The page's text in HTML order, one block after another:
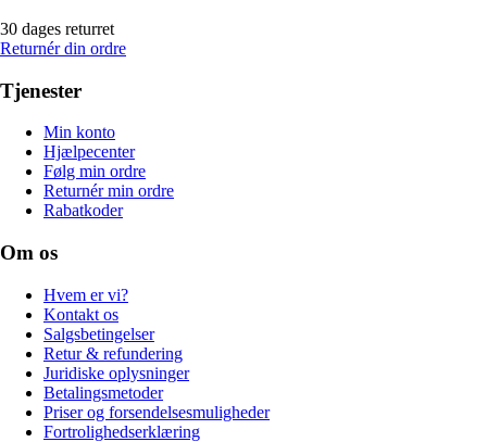
30 dages returret
Returnér din ordre
Tjenester
Min konto
Hjælpecenter
Følg min ordre
Returnér min ordre
Rabatkoder
Om os
Hvem er vi?
Kontakt os
Salgsbetingelser
Retur & refundering
Juridiske oplysninger
Betalingsmetoder
Priser og forsendelsesmuligheder
Fortrolighedserklæring